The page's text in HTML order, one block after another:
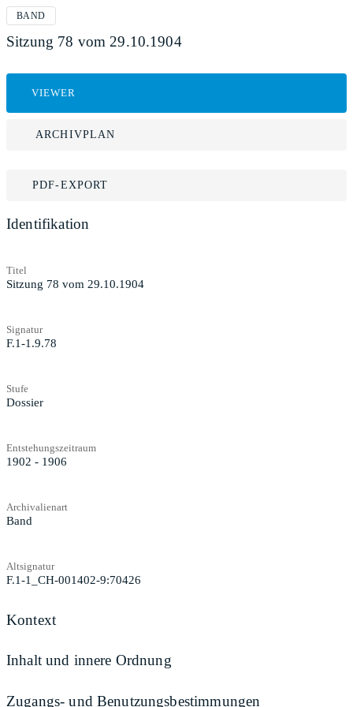
BAND
Sitzung 78 vom 29.10.1904
VIEWER
ARCHIVPLAN
PDF-EXPORT
Identifikation
Titel
Sitzung 78 vom 29.10.1904
Signatur
F.1-1.9.78
Stufe
Dossier
Entstehungszeitraum
1902 - 1906
Archivalienart
Band
Altsignatur
F.1-1_CH-001402-9:70426
Kontext
Inhalt und innere Ordnung
Zugangs- und Benutzungsbestimmungen